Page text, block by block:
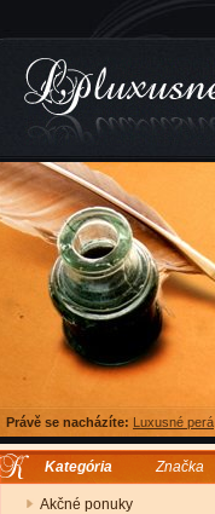
Právě se nacházíte: Luxusné perá
Kategória Značka
Akčné ponuky